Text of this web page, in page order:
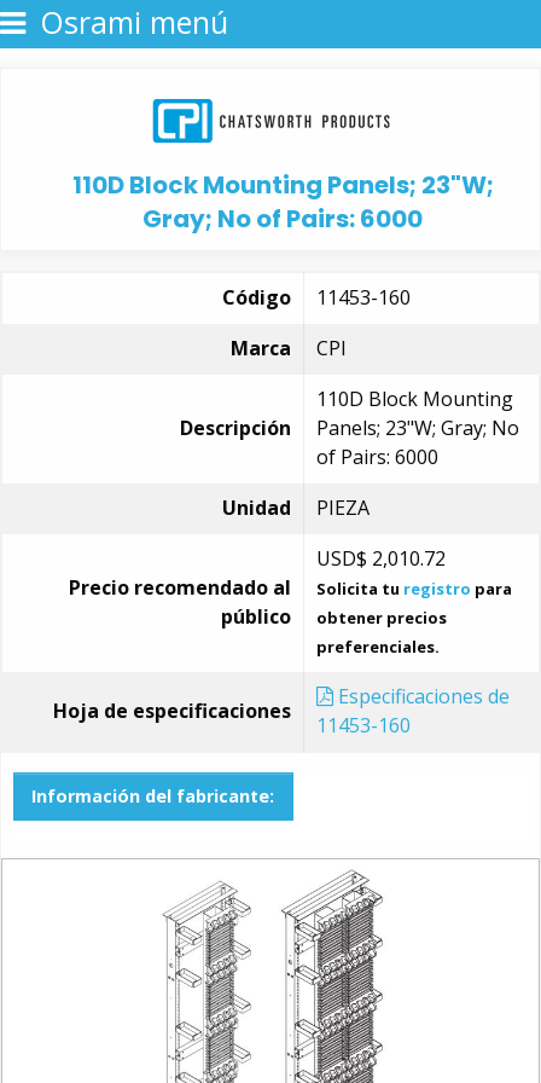
Osrami menú
110D Block Mounting Panels; 23"W;
Gray; No of Pairs: 6000
Código
11453-160
Marca
CPI
Descripción
110D Block Mounting
Panels; 23"W; Gray; No
of Pairs: 6000
Unidad
PIEZA
Precio recomendado al
público
USD$ 2,010.72
Solicita tu registro para
obtener precios
preferenciales.
Hoja de especificaciones
Especificaciones de
11453-160
Información del fabricante: